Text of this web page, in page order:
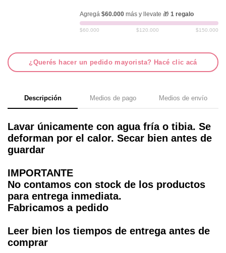
Agregá $60.000más y llevate 🎁 1 regalo
$60.000 $120.000 $150.000
¿Querés hacer un pedido mayorista? Hacé clic acá
Descripción Medios de pago Medios de envío
Lavar únicamente con agua fría o tibia. Se
deforman por el calor. Secar bien antes de
guardar
IMPORTANTE
No contamos con stock de los productos
para entrega inmediata.
Fabricamos a pedido
Leer bien los tiempos de entrega antes de
comprar